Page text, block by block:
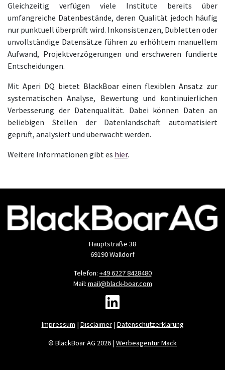
Gleichzeitig verfügen viele Institute bereits über
umfangreiche Datenbestände, deren Qualität jedoch häufig
nur punktuell überprüft wird. Inkonsistenzen, Dubletten oder
unvollständige Datensätze führen zu erhöhtem manuellem
Aufwand, Projektverzögerungen und erschweren fundierte
Entscheidungen.
Mit Aperi DQ bietet BlackBoar einen flexiblen Ansatz zur
systematischen Analyse, Bewertung und kontinuierlichen
Verbesserung der Datenqualität. Dabei können Daten an
beliebigen Stellen der Datenlandschaft automatisiert
geprüft, analysiert und überwacht werden.
Weitere Informationen gibt es hier.
Hauptstraße 38
69190 Walldorf
Telefon: +49 6227 8428480
Mail: mail@black-boar.com
Impressum | Disclaimer| Datenschutzerklärung
© BlackBoar AG 2026 | Werbeagentur Mack